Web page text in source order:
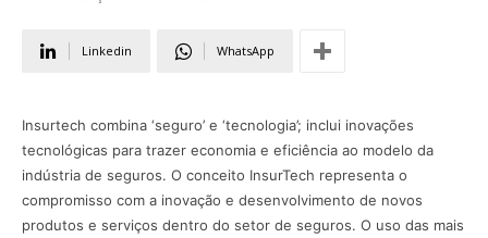
Linkedin WhatsApp
Insurtech combina ‘seguro’ e ‘tecnologia’; inclui inovações
tecnológicas para trazer economia e eficiência ao modelo da
indústria de seguros. O conceito InsurTech representa o
compromisso com a inovação e desenvolvimento de novos
produtos e serviços dentro do setor de seguros. O uso das mais